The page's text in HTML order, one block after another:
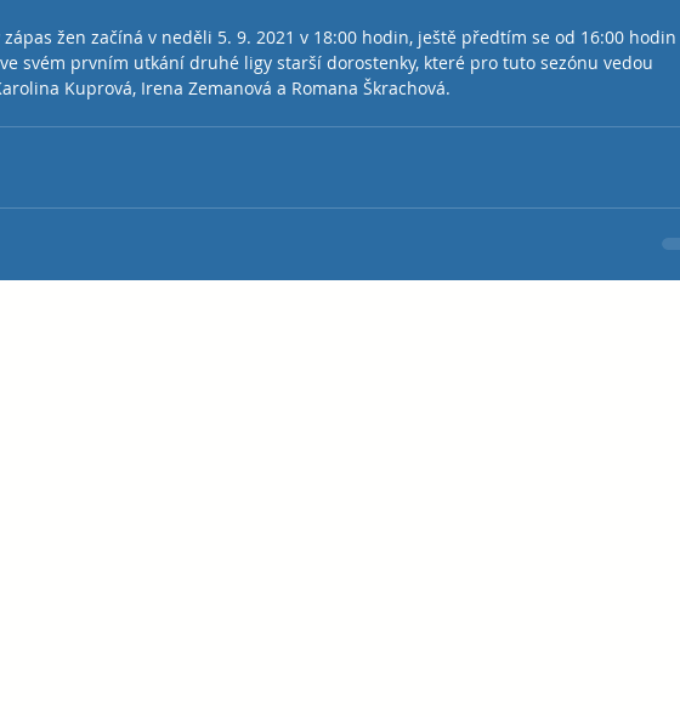
zápas žen začíná v neděli 5. 9. 2021 v 18:00 hodin, ještě předtím se od 16:00 hodin
svém prvním utkání druhé ligy starší dorostenky, které pro tuto sezónu vedou
Kuprová, Irena Zemanová a Romana Škrachová.